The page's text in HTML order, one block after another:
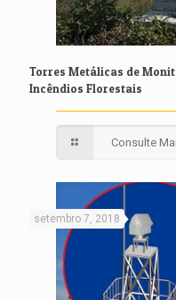
Torres Metálicas de
Incêndios Florestais
Consulte
setembro 7, 2018